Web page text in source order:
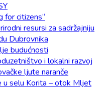
for citizens“
resursi za sadržajniju
Dubrovnika
budućnosti
i lokalni razvoj
ljute naranče
u selu Korita – otok Mljet